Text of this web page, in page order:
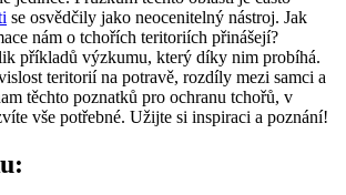
se osvědčily jako neocenitelný nástroj. Jak
nám o tchořích teritoriích přinášejí?
příkladů výzkumu, který díky nim probíhá.
teritorií na potravě, rozdíly mezi samci a
těchto poznatků pro ochranu tchořů, v
vše potřebné. Užijte si inspiraci a poznání!